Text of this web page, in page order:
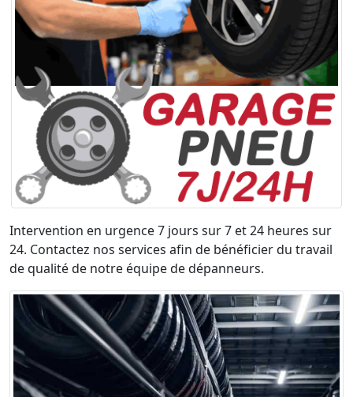
Intervention en urgence 7 jours sur 7 et 24 heures sur
24. Contactez nos services afin de bénéficier du travail
de qualité de notre équipe de dépanneurs.